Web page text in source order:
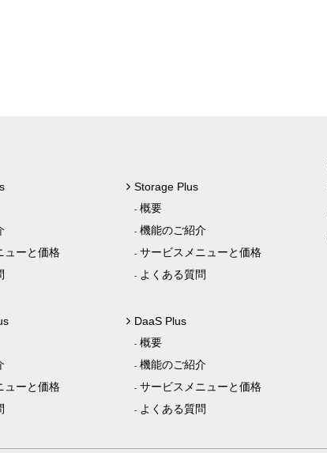
ューと価格
Storage Plus
概要
機能のご紹介
サービスメニューと価格
よくある質問
ューと価格
DaaS Plus
概要
機能のご紹介
サービスメニューと価格
よくある質問